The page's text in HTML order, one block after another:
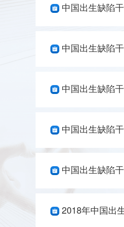
中国出生缺陷
中国出生缺陷
中国出生缺陷
中国出生缺陷
中国出生缺陷
2018年中国出